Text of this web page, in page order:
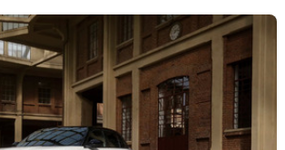
méritait un guide d’achat.